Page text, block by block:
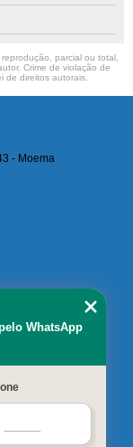
parcial ou total,
Crime de violação de
de direitos autorais
- Moema
WhatsApp